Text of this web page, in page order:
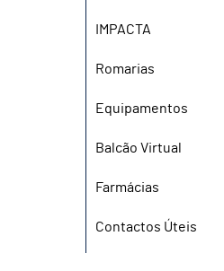
IMPACTA
Romarias
Equipamentos
Balcão Virtual
Farmácias
Contactos Úteis